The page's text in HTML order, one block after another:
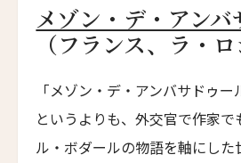
Maalot Roma
パラッツォ・ターリア
Margutta 19
メゾン・デ・アン
（フランス、ラ・ロ
「メゾン・デ・アンバサドゥ
というよりも、外交官で作家で
ル・ボダールの物語を軸にした